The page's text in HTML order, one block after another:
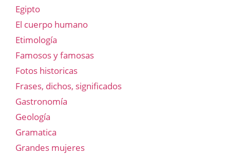
Egipto
El cuerpo humano
Etimología
Famosos y famosas
Fotos historicas
Frases, dichos, significados
Gastronomía
Geología
Gramatica
Grandes mujeres